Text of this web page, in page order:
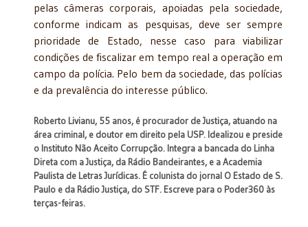
pelas câmeras corporais, apoiadas pela sociedade,
conforme indicam as pesquisas, deve ser sempre
prioridade de Estado, nesse caso para viabilizar
condições de fiscalizar em tempo real a operação em
campo da polícia. Pelo bem da sociedade, das polícias
e da prevalência do interesse público.
Roberto Livianu, 55 anos, é procurador de Justiça, atuando na
área criminal, e doutor em direito pela USP. Idealizou e preside
o Instituto Não Aceito Corrupção. Integra a bancada do Linha
Direta com a Justiça, da Rádio Bandeirantes, e a Academia
Paulista de Letras Jurídicas. É colunista do jornal O Estado de S.
Paulo e da Rádio Justiça, do STF. Escreve para o Poder360 às
terças-feiras.